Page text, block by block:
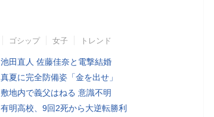
ゴシップ 女子 トレンド
池田直人 佐藤佳奈と電撃結婚
真夏に完全防備姿「金を出せ」
敷地内で義父はねる 意識不明
有明高校、9回2死から大逆転勝利